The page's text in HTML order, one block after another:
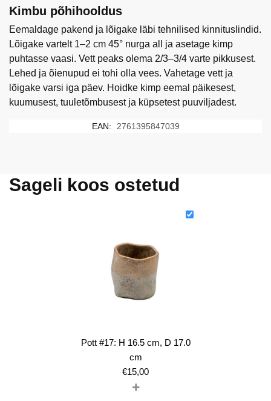
Kimbu põhihooldus
Eemaldage pakend ja lõigake läbi tehnilised kinnituslindid.
Lõigake vartelt 1–2 cm 45° nurga all ja asetage kimp
puhtasse vaasi. Vett peaks olema 2/3–3/4 varte pikkusest.
Lehed ja õienupud ei tohi olla vees. Vahetage vett ja
lõigake varsi iga päev. Hoidke kimp eemal päikesest,
kuumusest, tuuletõmbusest ja küpsetest puuviljadest.
EAN: 2761395847039
Sageli koos ostetud
Pott #17: H 16.5 cm, D 17.0
cm
€15,00
+